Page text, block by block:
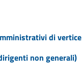
di vertice
non generali)